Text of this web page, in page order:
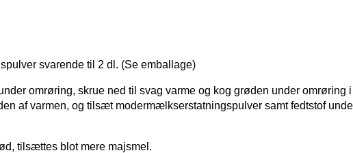
svarende til 2 dl. (Se emballage)
omrøring, skrue ned til svag varme og kog grøden under omrøring i
af varmen, og tilsæt modermælkserstatningspulver samt fedtstof
tilsættes blot mere majsmel.